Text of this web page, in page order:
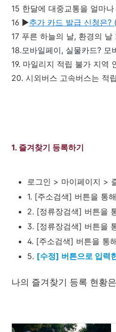
15 한달에 대중교통을 얼마
16 ▶추가 카드 발급 신청은?
17 푸른 하늘의 날, 환경의
18.모바일페이, 실물카드? 모
19. 마일리지 적립 불가 지역
20. 시외버스 고속버스는 적
1. 즐겨찾기 등록하기
로그인 > 마이페이지 >
1. [주소검색] 버튼을 통
2. [정류장검색] 버튼을
3. [정류장검색] 버튼을
4. [주소검색] 버튼을 통
5. [수정] 버튼으로 입력
나의 즐겨찾기 등록 현황